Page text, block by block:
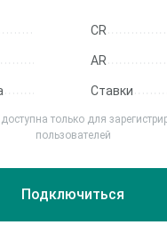
CR
AR
Ставки
только для
пользователей
Подключиться